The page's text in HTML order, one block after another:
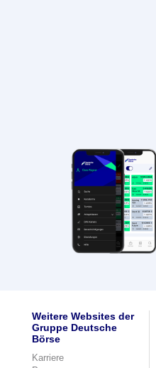
Weitere Websites der
Gruppe Deutsche
Börse
Karriere